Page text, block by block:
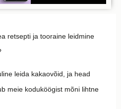
retsepti ja tooraine leidmine
leida kakaovõid, ja head
meie koduköögist mõni lihtne